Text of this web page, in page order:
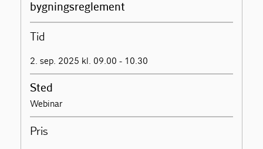
bygningsreglement
Tid
2. sep. 2025 kl. 09.00 - 10.30
Sted
Webinar
Pris